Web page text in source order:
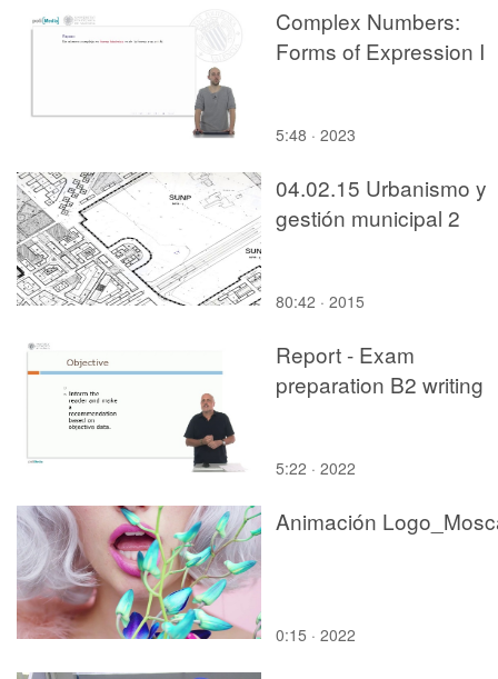
Complex Numbers:
Forms of Expression I
5:48 · 2023
04.02.15 Urbanismo y
gestión municipal 2
80:42 · 2015
Report - Exam
preparation B2 writing
5:22 · 2022
Animación
0:15 · 2022